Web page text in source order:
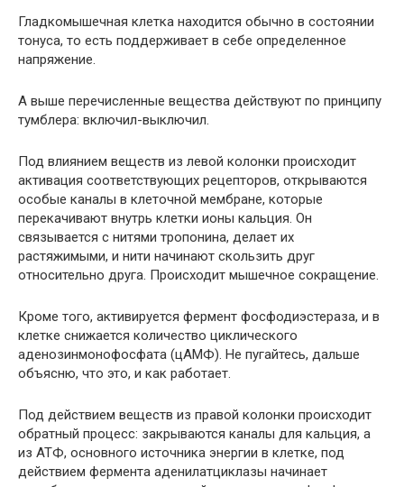
Гладкомышечная клетка находится обычно в состоянии
тонуса, то есть поддерживает в себе определенное
напряжение.
А выше перечисленные вещества действуют по принципу
тумблера: включил-выключил.
Под влиянием веществ из левой колонки происходит
активация соответствующих рецепторов, открываются
особые каналы в клеточной мембране, которые
перекачивают внутрь клетки ионы кальция. Он
связывается с нитями тропонина, делает их
растяжимыми, и нити начинают скользить друг
относительно друга. Происходит мышечное сокращение.
Кроме того, активируется фермент фосфодиэстераза, и в
клетке снижается количество циклического
аденозинмонофосфата (цАМФ). Не пугайтесь, дальше
объясню, что это, и как работает.
Под действием веществ из правой колонки происходит
обратный процесс: закрываются каналы для кальция, а
из АТФ, основного источника энергии в клетке, под
действием фермента аденилатциклазы начинает